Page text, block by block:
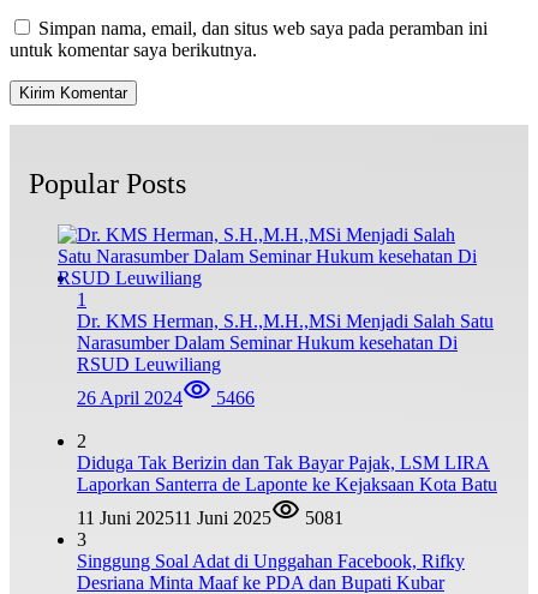
Simpan nama, email, dan situs web saya pada peramban ini
untuk komentar saya berikutnya.
Popular Posts
1
Dr. KMS Herman, S.H.,M.H.,MSi Menjadi Salah Satu
Narasumber Dalam Seminar Hukum kesehatan Di
RSUD Leuwiliang
26 April 2024
5466
2
Diduga Tak Berizin dan Tak Bayar Pajak, LSM LIRA
Laporkan Santerra de Laponte ke Kejaksaan Kota Batu
11 Juni 202511 Juni 2025
5081
3
Singgung Soal Adat di Unggahan Facebook, Rifky
Desriana Minta Maaf ke PDA dan Bupati Kubar